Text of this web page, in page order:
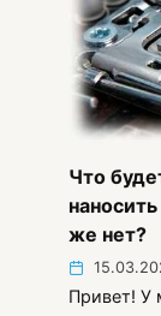
Что
же нет?
Привет! У